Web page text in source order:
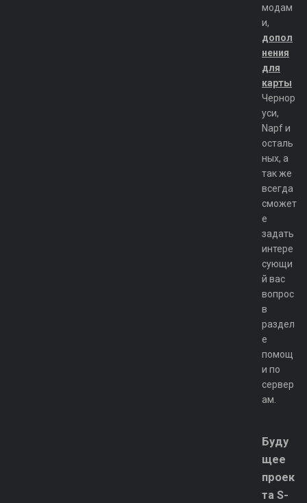
модам
и,
допол
нения
для
карты
Чернор
уси,
Napf и
осталь
ных, а
так же
всегда
сможет
е
задать
интере
сующи
й вас
вопрос
в
раздел
е
помощ
и по
сервер
ам.
Буду
щее
проек
та S-